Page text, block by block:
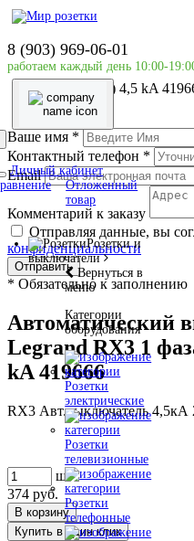
8 (903) 969-06-01
работаем каждый день 10:00-
Личный кабинет
Отложенный
товар
Розетки и
выключатели
Вернуться в
меню
Категории
оборудования
Розетки
электрические
Розетки
телевизионные
Розетки
телефонные
Главная страница
LEGRAND
Автоматический
1М (Тип C) 4,5 kA
Ваше имя *
Контактный телефон *
Email
Комментарий к заказу
Отправляя данные, вы
конфиденциальности
Отправить
* Обязательно к заполнению
Автоматический
Legrand RX3 1
kA 419666
RX3 Авт.выключатель
шт
374 руб.
В корзину
Купить в один клик